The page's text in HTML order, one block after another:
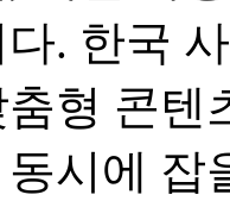
. 한국
형 콘텐
시에 잡